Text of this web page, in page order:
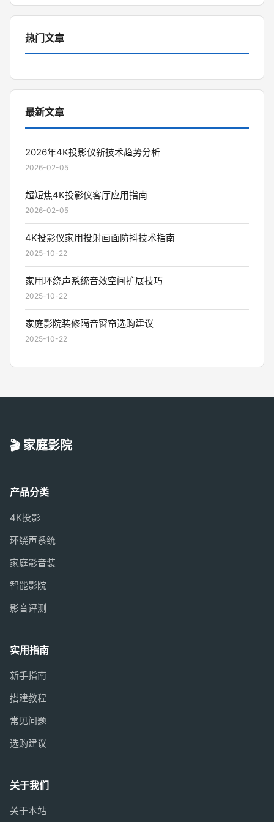
热门文章
最新文章
2026年4K投影仪新技术趋势分析
2026-02-05
超短焦4K投影仪客厅应用指南
2026-02-05
4K投影仪家用投射画面防抖技术指南
2025-10-22
家用环绕声系统音效空间扩展技巧
2025-10-22
家庭影院装修隔音窗帘选购建议
2025-10-22
🎬 家庭影院
产品分类
4K投影
环绕声系统
家庭影音装
智能影院
影音评测
实用指南
新手指南
搭建教程
常见问题
选购建议
关于我们
关于本站